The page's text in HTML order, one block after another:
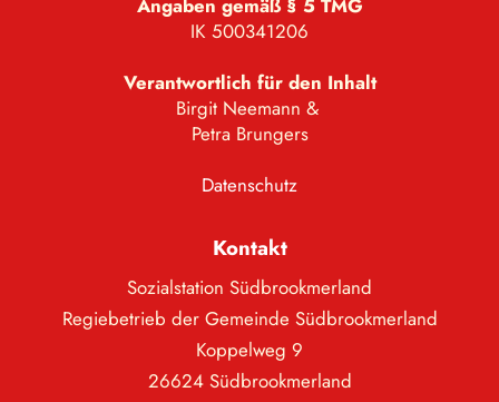
Angaben gemäß § 5 TMG
IK 500341206
Verantwortlich für den Inhalt
Birgit Neemann &
Petra Brungers
Datenschutz
Kontakt
Sozialstation Südbrookmerland
Regiebetrieb der Gemeinde Südbrookmerland
Koppelweg 9
26624 Südbrookmerland